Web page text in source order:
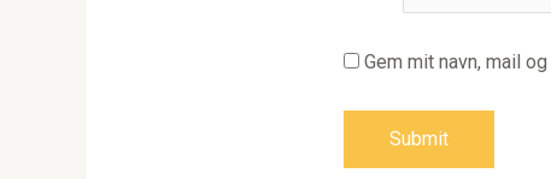
Gem mit navn, mail